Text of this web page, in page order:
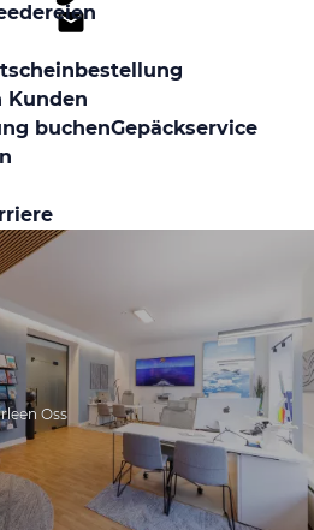
Kunden
buchenGepäckservice
Oss